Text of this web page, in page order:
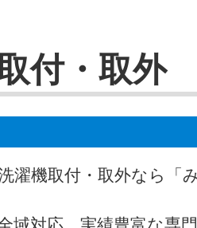
付・取外
濯機取付・取外なら「